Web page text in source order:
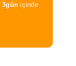
3gün içinde